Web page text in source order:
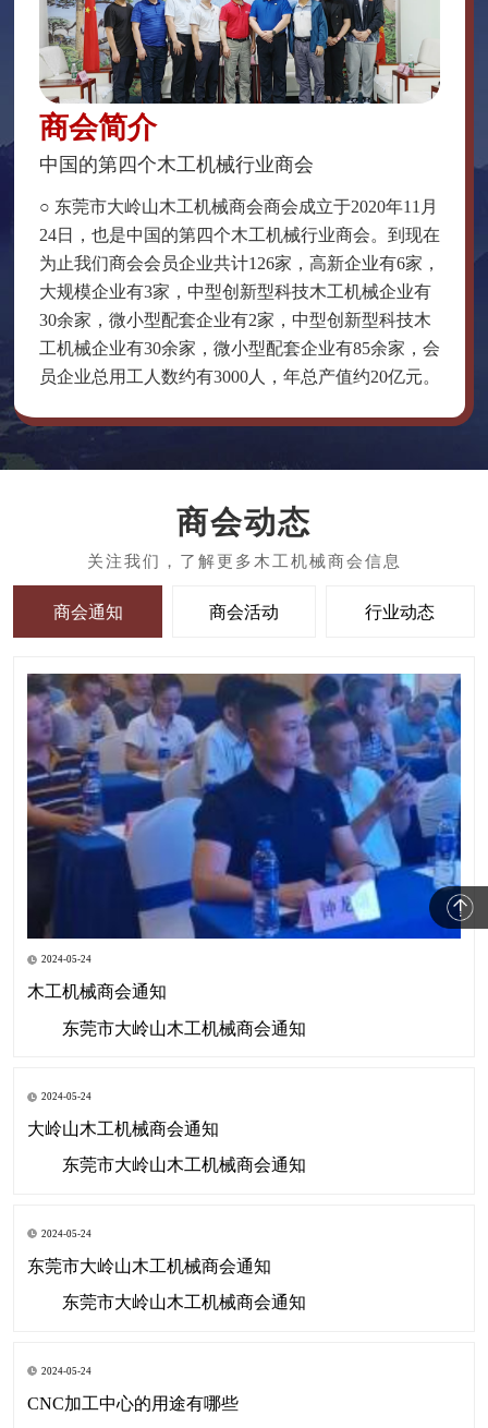
商会简介
中国的第四个木工机械行业商会
○ 东莞市大岭山木工机械商会商会成立于2020年11月
24日，也是中国的第四个木工机械行业商会。到现在
为止我们商会会员企业共计126家，高新企业有6家，
大规模企业有3家，中型创新型科技木工机械企业有
30余家，微小型配套企业有2家，中型创新型科技木
工机械企业有30余家，微小型配套企业有85余家，会
员企业总用工人数约有3000人，年总产值约20亿元。
商会动态
商会通知 商会活动 行业动态
2024-05-24
木工机械商会通知
东莞市大岭山木工机械商会通知
2024-05-24
大岭山木工机械商会通知
东莞市大岭山木工机械商会通知
2024-05-24
东莞市大岭山木工机械商会通知
东莞市大岭山木工机械商会通知
2024-05-24
CNC加工中心的用途有哪些